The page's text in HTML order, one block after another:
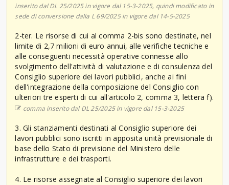
inserito dal DL 25/2025 in vigore dal 15-3-2025, quindi modificato in
sede di conversione dalla L 69/2025 in vigore dal 14-5-2025
2-ter. Le risorse di cui al comma 2-bis sono destinate, nel
limite di 2,7 milioni di euro annui, alle verifiche tecniche e
alle conseguenti necessità operative connesse allo
svolgimento dell'attività di valutazione e di consulenza del
Consiglio superiore dei lavori pubblici, anche ai fini
dell'integrazione della composizione del Consiglio con
ulteriori tre esperti di cui all'articolo 2, comma 3, lettera f).
comma inserito dal DL 25/2025 in vigore dal 15-3-2025
3. Gli stanziamenti destinati al Consiglio superiore dei
lavori pubblici sono iscritti in apposita unità previsionale di
base dello Stato di previsione del Ministero delle
infrastrutture e dei trasporti.
4. Le risorse assegnate al Consiglio superiore dei lavori